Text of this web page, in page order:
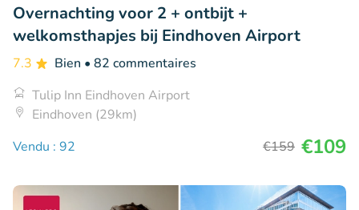
Overnachting voor 2 + ontbijt +
welkomsthapjes bij Eindhoven Airport
7.3 Bien • 82 commentaires
Tulip Inn Eindhoven Airport
Eindhoven (29km)
Vendu : 92
€159 €109